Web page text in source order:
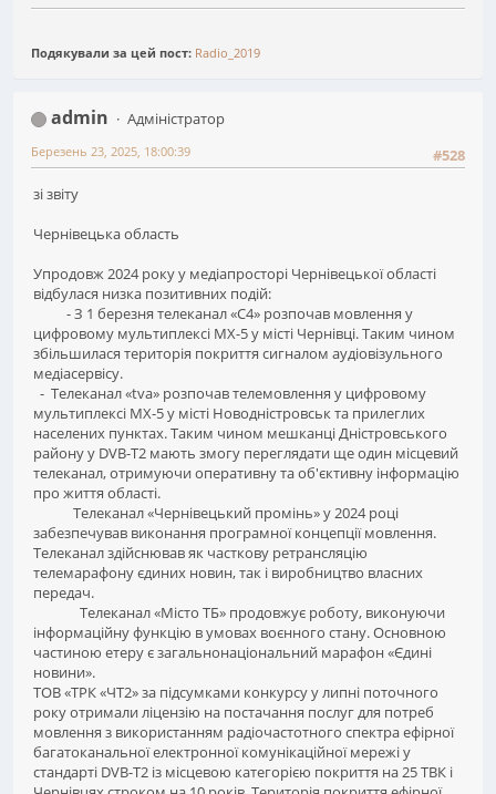
Подякували за цей пост: Radio_2019
admin
Адміністратор
#528
Березень 23, 2025, 18:00:39
зі звіту
Чернівецька область
Упродовж 2024 року у медіапросторі Чернівецької області
відбулася низка позитивних подій:
- З 1 березня телеканал «С4» розпочав мовлення у
цифровому мультиплексі МХ-5 у місті Чернівці. Таким чином
збільшилася територія покриття сигналом аудіовізульного
медіасервісу.
- Телеканал «tva» розпочав телемовлення у цифровому
мультиплексі МХ-5 у місті Новодністровськ та прилеглих
населених пунктах. Таким чином мешканці Дністровського
району у DVB-T2 мають змогу переглядати ще один місцевий
телеканал, отримуючи оперативну та об'єктивну інформацію
про життя області.
Телеканал «Чернівецький промінь» у 2024 році
забезпечував виконання програмної концепції мовлення.
Телеканал здійснював як часткову ретрансляцію
телемарафону єдиних новин, так і виробництво власних
передач.
Телеканал «Місто ТБ» продовжує роботу, виконуючи
інформаційну функцію в умовах воєнного стану. Основною
частиною етеру є загальнонаціональний марафон «Єдині
новини».
ТОВ «ТРК «ЧТ2» за підсумками конкурсу у липні поточного
року отримали ліцензію на постачання послуг для потреб
мовлення з використанням радіочастотного спектра ефірної
багатоканальної електронної комунікаційної мережі у
стандарті DVB-T2 із місцевою категорією покриття на 25 ТВК і